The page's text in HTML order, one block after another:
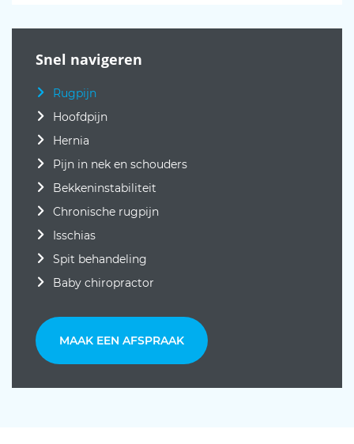
Snel navigeren
Rugpijn
Hoofdpijn
Hernia
Pijn in nek en schouders
Bekkeninstabiliteit
Chronische rugpijn
Isschias
Spit behandeling
Baby chiropractor
MAAK EEN AFSPRAAK